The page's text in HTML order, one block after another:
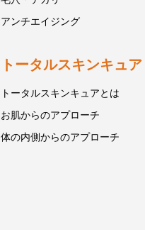
アンチエイジング
トータルスキンキュア
トータルスキンキュアとは
お肌からのアプローチ
体の内側からのアプローチ